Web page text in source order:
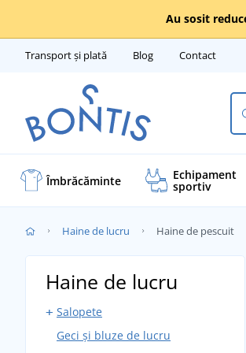
Au sosit
Transport și plată Blog Contact
Îmbrăcăminte Echipament
sportiv
Haine de lucru Haine de pescuit
Haine de lucru
Salopete
Salopete cu pieptar
Geci și bluze de lucru